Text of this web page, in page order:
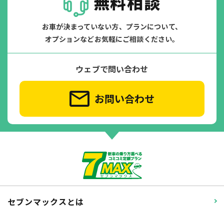
お車が決まっていない方、プランについて、
オプションなどお気軽にご相談ください。
ウェブで問い合わせ
お問い合わせ
セブンマックスとは